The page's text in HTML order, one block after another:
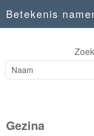
Betekenis
Gezina